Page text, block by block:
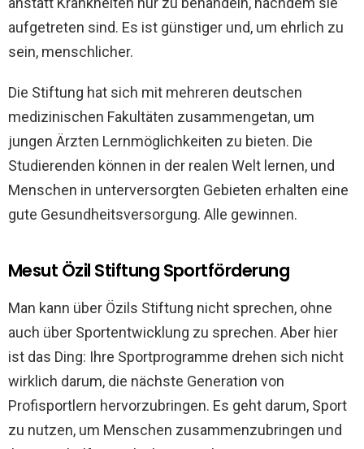
aufgetreten sind. Es ist günstiger und, um ehrlich zu
sein, menschlicher.
Die Stiftung hat sich mit mehreren deutschen
medizinischen Fakultäten zusammengetan, um
jungen Ärzten Lernmöglichkeiten zu bieten. Die
Studierenden können in der realen Welt lernen, und
Menschen in unterversorgten Gebieten erhalten eine
gute Gesundheitsversorgung. Alle gewinnen.
Mesut Özil Stiftung Sportförderung
Man kann über Özils Stiftung nicht sprechen, ohne
auch über Sportentwicklung zu sprechen. Aber hier
ist das Ding: Ihre Sportprogramme drehen sich nicht
wirklich darum, die nächste Generation von
Profisportlern hervorzubringen. Es geht darum, Sport
zu nutzen, um Menschen zusammenzubringen und